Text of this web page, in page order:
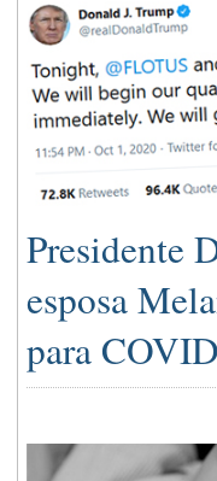
Presidente
esposa
para